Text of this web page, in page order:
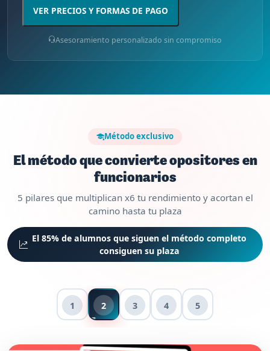
VER PRECIOS Y FORMAS DE PAGO
Asesoramiento personalizado sin compromiso
Método exclusivo
El método que convierte opositores en
funcionarios
5 pilares que multiplican x6 tu rendimiento y acortan el
camino hasta tu plaza
El 85% de alumnos que siguen el método completo
consiguen su plaza
1 2 3 4 5